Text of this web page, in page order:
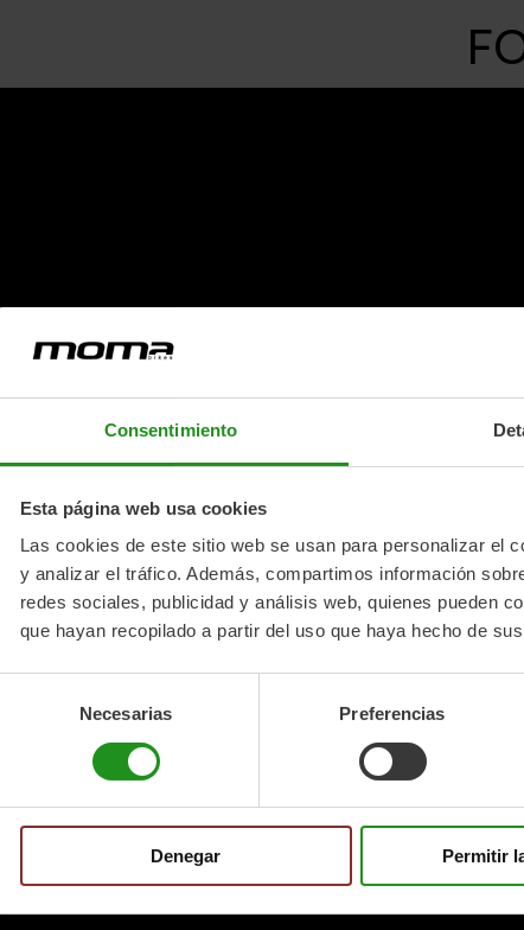
Consentimiento
Esta página web usa cookies
Las cookies de este sitio web se usan para personalizar el
y analizar el tráfico. Además, compartimos información
redes sociales, publicidad y análisis web, quienes pueden
que hayan recopilado a partir del uso que haya hecho de
consentimiento
Necesarias Preferencias
Denegar Permitir